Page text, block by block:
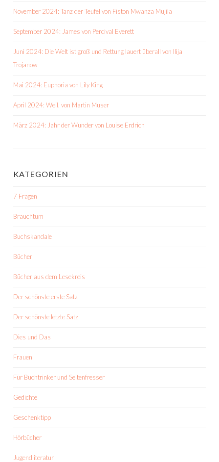
November 2024: Tanz der Teufel von Fiston Mwanza Mujila
September 2024: James von Percival Everett
Juni 2024: Die Welt ist groß und Rettung lauert überall von Ilija
Trojanow
Mai 2024: Euphoria von Lily King
April 2024: Weil. von Martin Muser
März 2024: Jahr der Wunder von Louise Erdrich
KATEGORIEN
7 Fragen
Brauchtum
Buchskandale
Bücher
Bücher aus dem Lesekreis
Der schönste erste Satz
Der schönste letzte Satz
Dies und Das
Frauen
Für Buchtrinker und Seitenfresser
Gedichte
Geschenktipp
Hörbücher
Jugendliteratur